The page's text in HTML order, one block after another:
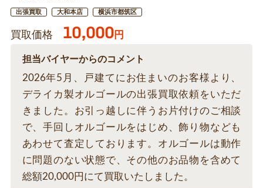
出張買取 大和本店 横浜市都筑区
買取価格 10,000円
担当バイヤーからのコメント
2026年5月、戸建てにお住まいのお客様より、
デライカ製オルゴールの出張買取依頼をいただ
きました。お引っ越しに伴うお片付けのご相談
で、手回しオルゴールをはじめ、飾り物なども
あわせて査定しております。オルゴールは動作
に問題のない状態で、その他のお品物を含めて
総額20,000円にて買取いたしました。